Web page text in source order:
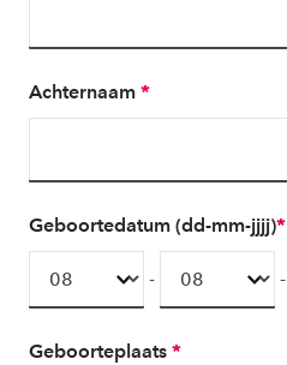
Achternaam *
Geboortedatum (dd-mm-jjjj)*
- -
Geboorteplaats *